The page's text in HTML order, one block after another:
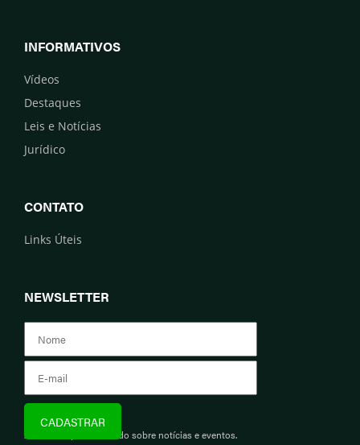
INFORMATIVOS
Vídeos
Destaques
Leis e Notícias
Jurídico
CONTATO
Links Úteis
NEWSLETTER
Assine e fique informado sobre notícias e eventos.